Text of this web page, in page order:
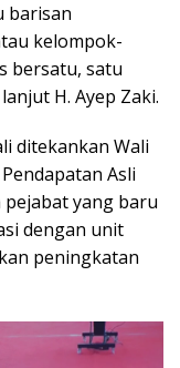
barisan
kelompok-
bersatu, satu
H. Ayep Zaki.
ditekankan Wali
Asli
pejabat yang baru
dengan unit
peningkatan